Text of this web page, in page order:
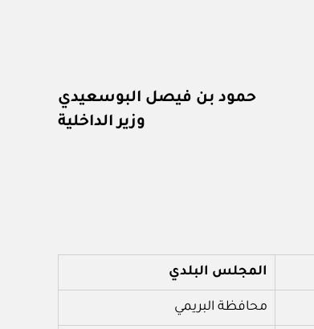
حمود بن فيصل البوسعيدي
وزير الداخلية
المجلس البلدي
محافظة البريمي